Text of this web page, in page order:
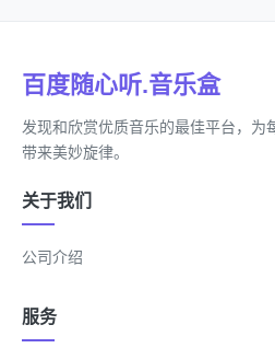
天平向心脏倾斜的时候也只
我骑上王室的骏马 远离痛苦
顺便用手上这把权杖比做锋
百度随心听.音乐盒
发现和欣赏优质音乐的最佳平台，为
带来美妙旋律。
关于我们
公司介绍
服务